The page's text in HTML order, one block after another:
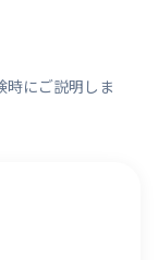
時にご説明しま